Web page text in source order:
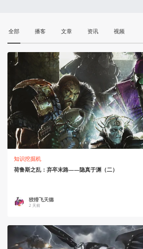
全部 播客 文章 资讯 视频
知识挖掘机
荷鲁斯之乱：弃卒末路——隐真于渊（二）
狡猾飞天德
2 天前